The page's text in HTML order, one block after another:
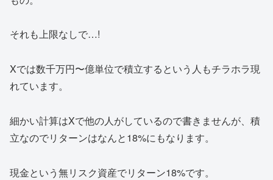
それも上限なしで…!
Xでは数千万円〜億単位で積立するという人もチラホラ現
れています。
細かい計算はXで他の人がしているので書きませんが、積
立なのでリターンはなんと18%にもなります。
現金という無リスク資産でリターン18%です。